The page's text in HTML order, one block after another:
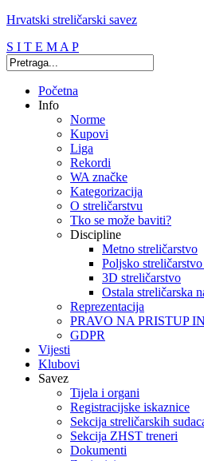
Hrvatski streličarski savez
S I T E M A P
Početna
Info
Norme
Kupovi
Liga
Rekordi
WA značke
Kategorizacija
O streličarstvu
Tko se može baviti?
Discipline
Metno streličarstvo
Poljsko
3D streličarstvo
Ostala streličarska
Reprezentacija
PRAVO NA PRISTUP
GDPR
Vijesti
Klubovi
Savez
Tijela i organi
Registracijske iskaznice
Sekcija streličarskih
Sekcija ZHST treneri
Dokumenti